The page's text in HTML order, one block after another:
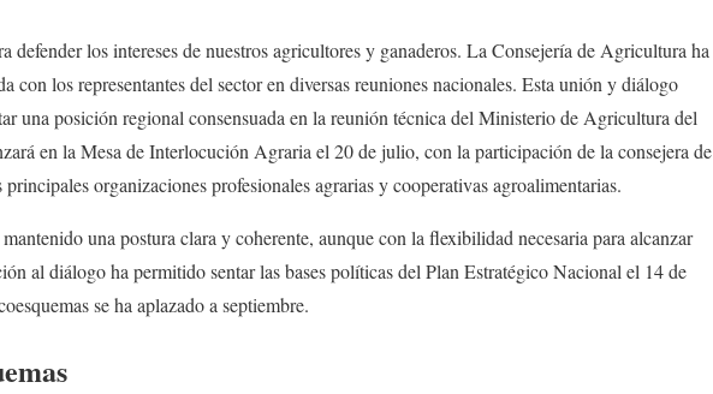
defender los intereses de nuestros agricultores y ganaderos. La Consejería de Agricultura ha
con los representantes del sector en diversas reuniones nacionales. Esta unión y diálogo
una posición regional consensuada en la reunión técnica del Ministerio de Agricultura del
en la Mesa de Interlocución Agraria el 20 de julio, con la participación de la consejera de
organizaciones profesionales agrarias y cooperativas agroalimentarias.
una postura clara y coherente, aunque con la flexibilidad necesaria para alcanzar
al diálogo ha permitido sentar las bases políticas del Plan Estratégico Nacional el 14 de
se ha aplazado a septiembre.